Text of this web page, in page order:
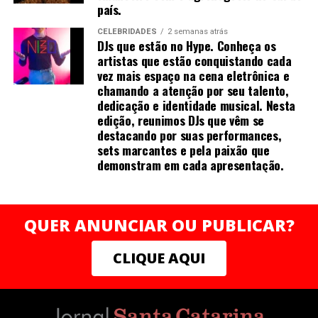
Mais do que crescer, trata-se de prosperar em todas as
dimensões — com consistência, clareza e poder .
oferecendo capacitação, mentorias, acesso a crédito e
redes de apoio para milhares de mulheres que desejam
empreender com autonomia e sustentabilidade.
“Acredito que o conhecimento e a valorização
profissional devem caminhar junto com ações concretas
de transformação. Ao apoiar a Rede Mulher
Empreendedora, quero contribuir para que mais
mulheres possam enxergar e negociar o próprio valor,
construindo trajetórias sólidas e independentes”,
país.
CELEBRIDADES 2 semanas atrás
DJs que estão no Hype. Conheça os
artistas que estão conquistando cada
vez mais espaço na cena eletrônica e
chamando a atenção por seu talento,
dedicação e identidade musical. Nesta
edição, reunimos DJs que vêm se
destacando por suas performances,
sets marcantes e pela paixão que
demonstram em cada apresentação.
QUER ANUNCIAR OU PUBLICAR?
CLIQUE AQUI